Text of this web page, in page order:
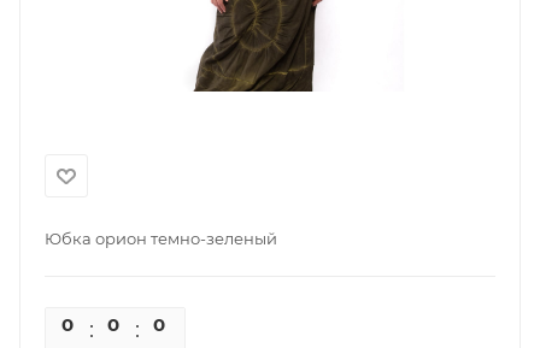
Юбка орион темно-зеленый
0 0 0